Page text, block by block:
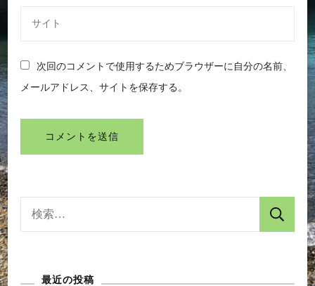
次回のコメントで使用するためブラウザーに自分の名前、
メールアドレス、サイトを保存する。
最近の投稿